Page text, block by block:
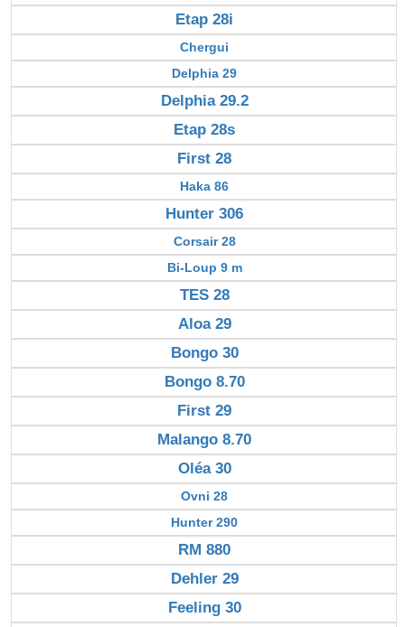
Etap 28i
Chergui
Delphia 29
Delphia 29.2
Etap 28s
First 28
Haka 86
Hunter 306
Corsair 28
Bi-Loup 9 m
TES 28
Aloa 29
Bongo 30
Bongo 8.70
First 29
Malango 8.70
Oléa 30
Ovni 28
Hunter 290
RM 880
Dehler 29
Feeling 30